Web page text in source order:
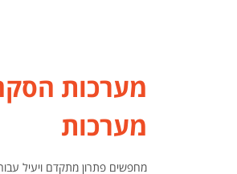
מערכות
מערכות